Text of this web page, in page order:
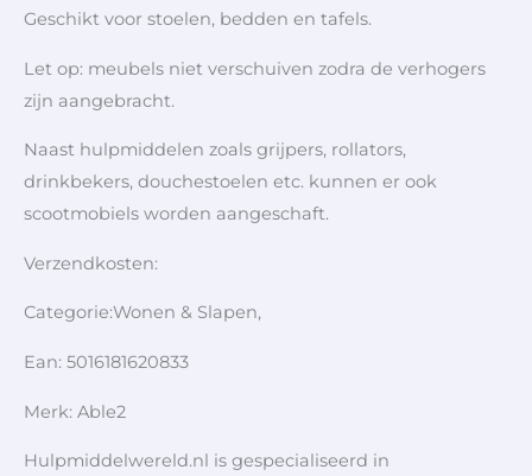
Geschikt voor stoelen, bedden en tafels.
Let op: meubels niet verschuiven zodra de verhogers
zijn aangebracht.
Naast hulpmiddelen zoals grijpers, rollators,
drinkbekers, douchestoelen etc. kunnen er ook
scootmobiels worden aangeschaft.
Verzendkosten:
Categorie:Wonen & Slapen,
Ean: 5016181620833
Merk: Able2
Hulpmiddelwereld.nl is gespecialiseerd in